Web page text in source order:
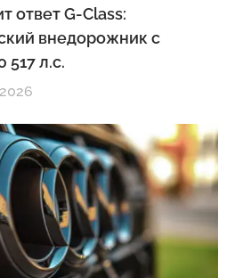
ответ G-Class:
внедорожник с
л.с.